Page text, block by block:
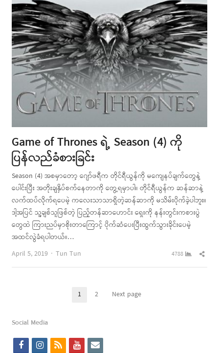
Game of Thrones ရဲ့ Season (4) ကို
ပြန်လည်ခံစားခြင်း
Season (4) အစမှာတော့ ဂျော်ဖရီက တိုင်ရီယွန်ကို မကျေနပ်ချက်တွေနဲ့
ပေါင်းပြီး အတိုးချနှိပ်စက်နေတာကို တွေ့ရမှာပါ။ တိုင်ရီယွန်က ဆန်ဆာနဲ့
လက်ထပ်လိုက်ရပေမဲ့ ကလေးသာသာရှိတဲ့ဆန်ဆာကို မသိမ်းပိုက်ခဲ့ပါဘူး။
ဒါ့အပြင် သူ့ချစ်သူဖြစ်တဲ့ ပြည့်တန်ဆာဟောင်း ရှေးကို နန်းတွင်းကစားပွဲ
တွေထဲ ကြားညပ်မှာစိုးတာကြောင့် ပိုက်ဆံပေးပြီးထွက်သွားခိုင်းပေမဲ့
အထင်လွဲခံရပါတယ်။…
April 5, 2019
Author
Tun Tun 4788
Page
1 Page
2 Next page
Social Media
f
i
r
y
e